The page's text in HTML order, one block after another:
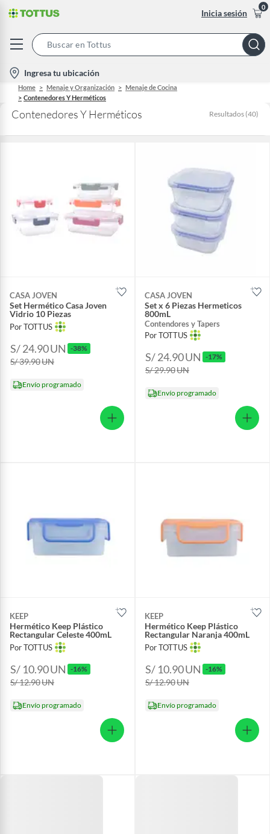
Inicia sesión
0
Bar
location-
icon
Ingresa tu ubicación
Home Menaje y Organización
Menaje de Cocina
Contenedores Y Herméticos
Contenedores Y Herméticos Resultados (40)
CASA JOVEN
Set Hermético Casa Joven
Vidrio 10 Piezas
Por TOTTUS
S/ 24.90UN -38%
S/ 39.90UN
Envío programado
CASA JOVEN
Set x 6 Piezas Hermeticos
800mL
Contendores y Tapers
Por TOTTUS
S/ 24.90UN -17%
S/ 29.90UN
Envío programado
KEEP
Hermético Keep Plástico
Rectangular Celeste 400mL
Por TOTTUS
S/ 10.90UN -16%
S/ 12.90UN
Envío programado
KEEP
Hermético Keep Plástico
Rectangular Naranja 400mL
Por TOTTUS
S/ 10.90UN -16%
S/ 12.90UN
Envío programado